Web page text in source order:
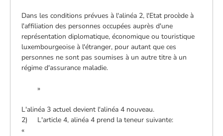
Dans les conditions prévues à l'alinéa 2, l'Etat procède à
l'affiliation des personnes occupées auprès d'une
représentation diplomatique, économique ou touristique
luxembourgeoise à l'étranger, pour autant que ces
personnes ne sont pas soumises à un autre titre à un
régime d'assurance maladie.
»
L'alinéa 3 actuel devient l'alinéa 4 nouveau.
2) L'article 4, alinéa 4 prend la teneur suivante:
«